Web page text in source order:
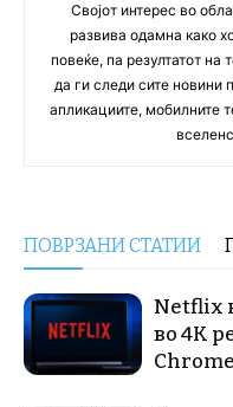
Својот интерес во
развива одамна како
повеќе, па резултатот на
да ги следи сите новини
апликациите, мобилните
ПОВРЗАНИ СТАТИИ
Netflix
во 4K